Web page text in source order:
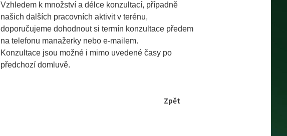
Vzhledem k množství a délce konzultací, případně
našich dalších pracovních aktivit v terénu,
doporučujeme dohodnout si termín konzultace předem
na telefonu manažerky nebo e-mailem.
Konzultace jsou možné i mimo uvedené časy po
předchozí domluvě.
Zpět